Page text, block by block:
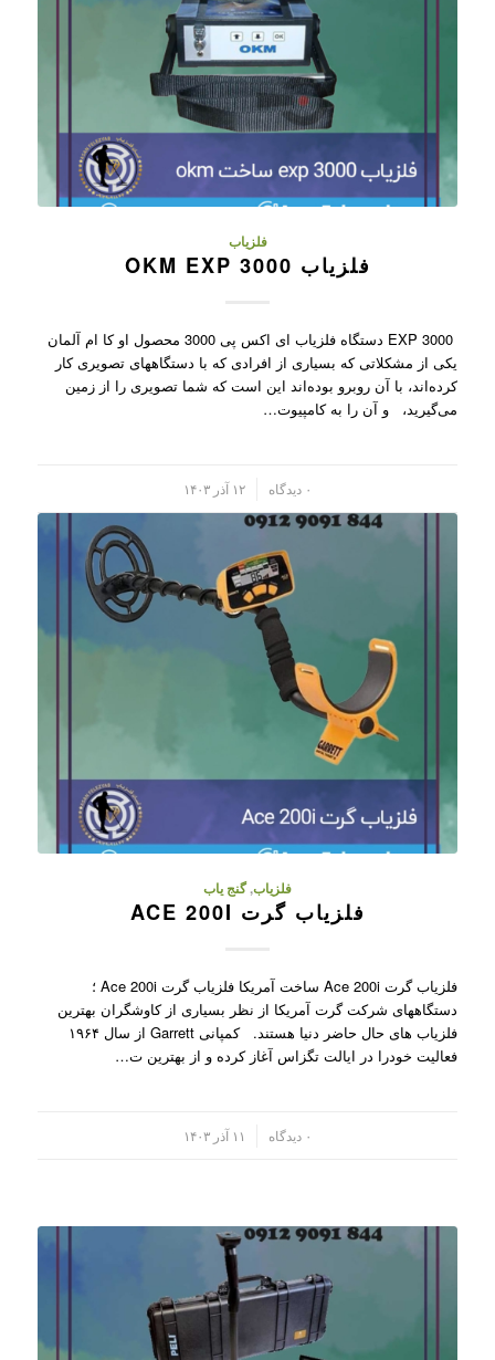
فلزیاب
فلزیاب OKM EXP 3000
EXP 3000 دستگاه فلزیاب ای اکس پی 3000 محصول او کا ام آلمان
یکی از مشکلاتی که بسیاری از افرادی که با دستگاههای تصویری کار
کرده‌اند، با آن روبرو بوده‌اند این است که شما تصویری را از زمین
می‌گیرید، و آن را به کامپیو‌ت…
۰ دیدگاه ۱۲ آذر ۱۴۰۳
فلزیاب,گنج یاب
فلزیاب گرت ACE 200I
فلزیاب گرت Ace 200i ساخت آمریکا فلزیاب گرت Ace 200i ؛
دستگاههای شرکت گرت آمریکا از نظر بسیاری از کاوشگران بهترین
فلزیاب های حال حاضر دنیا هستند. کمپانی Garrett از سال ۱۹۶۴
فعالیت خودرا در ایالت تگزاس آغاز کرده و از بهترین ت…
۰ دیدگاه ۱۱ آذر ۱۴۰۳